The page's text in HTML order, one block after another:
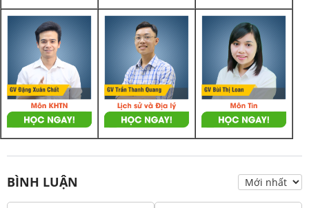
BÌNH LUẬN